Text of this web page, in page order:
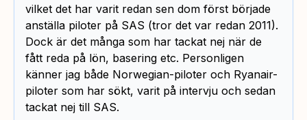
vilket det har varit redan sen dom först började
anställa piloter på SAS (tror det var redan 2011).
Dock är det många som har tackat nej när de
fått reda på lön, basering etc. Personligen
känner jag både Norwegian-piloter och Ryanair-
piloter som har sökt, varit på intervju och sedan
tackat nej till SAS.